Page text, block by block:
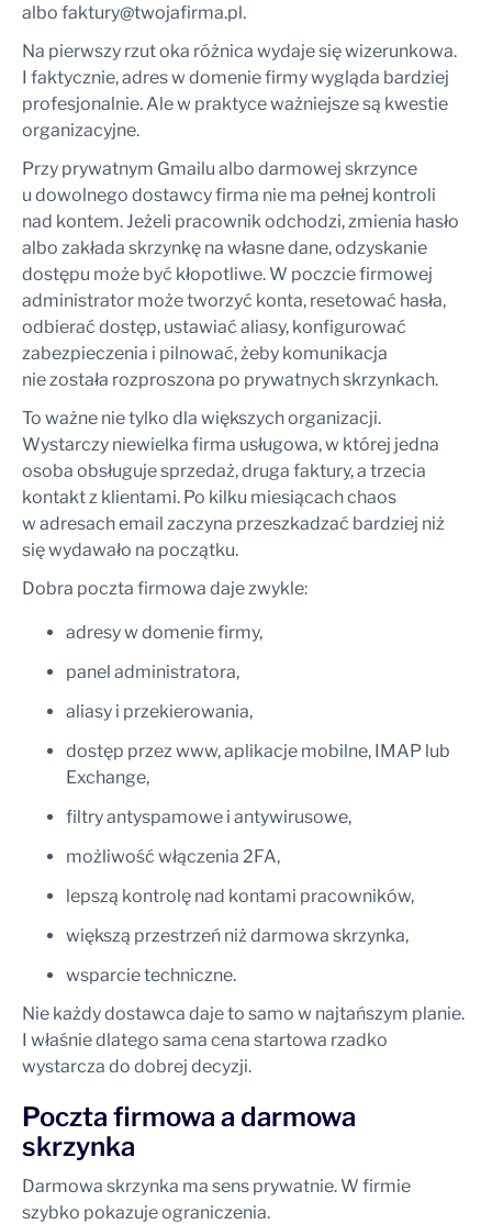
albo faktury@twojafirma.pl.
Na pierwszy rzut oka różnica wydaje się wizerunkowa.
I faktycznie, adres w domenie firmy wygląda bardziej
profesjonalnie. Ale w praktyce ważniejsze są kwestie
organizacyjne.
Przy prywatnym Gmailu albo darmowej skrzynce
u dowolnego dostawcy firma nie ma pełnej kontroli
nad kontem. Jeżeli pracownik odchodzi, zmienia hasło
albo zakłada skrzynkę na własne dane, odzyskanie
dostępu może być kłopotliwe. W poczcie firmowej
administrator może tworzyć konta, resetować hasła,
odbierać dostęp, ustawiać aliasy, konfigurować
zabezpieczenia i pilnować, żeby komunikacja
nie została rozproszona po prywatnych skrzynkach.
To ważne nie tylko dla większych organizacji.
Wystarczy niewielka firma usługowa, w której jedna
osoba obsługuje sprzedaż, druga faktury, a trzecia
kontakt z klientami. Po kilku miesiącach chaos
w adresach email zaczyna przeszkadzać bardziej niż
się wydawało na początku.
Dobra poczta firmowa daje zwykle:
adresy w domenie firmy,
panel administratora,
aliasy i przekierowania,
dostęp przez www, aplikacje mobilne, IMAP lub
Exchange,
filtry antyspamowe i antywirusowe,
możliwość włączenia 2FA,
lepszą kontrolę nad kontami pracowników,
większą przestrzeń niż darmowa skrzynka,
wsparcie techniczne.
Nie każdy dostawca daje to samo w najtańszym planie.
I właśnie dlatego sama cena startowa rzadko
wystarcza do dobrej decyzji.
Poczta firmowa a darmowa
skrzynka
Darmowa skrzynka ma sens prywatnie. W firmie
szybko pokazuje ograniczenia.